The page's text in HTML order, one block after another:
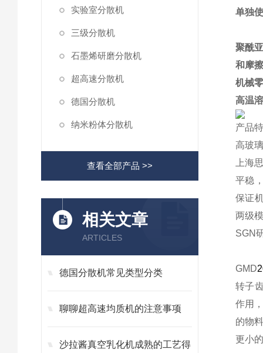
实验室分散机
三级分散机
石墨烯研磨分散机
超高速分散机
德国分散机
纳米粉体分散机
查看全部产品 >>
相关文章
ARTICLES
德国分散机常见类型分类
聊聊超高速均质机的注意事项
沙拉酱真空乳化机成熟的工艺得
单独
聚酰
和摩
机械
高温
产品
高玻
上海
平稳
保证
两级
SGN
GMD
转子
作用
的物
更小